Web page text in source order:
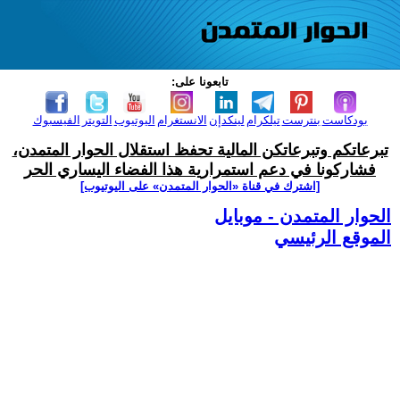
تابعونا على:
الفيسبوك التويتر اليوتيوب الانستغرام لينكدإن تيلكرامبنترست بودكاست
تبرعاتكم وتبرعاتكن المالية تحفظ استقلال الحوار المتمدن،
فشاركونا في دعم استمرارية هذا الفضاء اليساري الحر
[اشترك في قناة ‫«الحوار المتمدن» على اليوتيوب]
الحوار المتمدن - موبايل
الموقع الرئيسي